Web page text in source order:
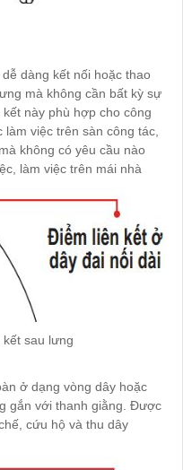
dàng kết nối hoặc thao
mà không cần bất kỳ sự
này phù hợp cho công
việc trên sàn công tác,
không có yêu cầu nào
làm việc trên mái nhà
sau lưng
ở dạng vòng dây hoặc
gắn với thanh giằng. Được
cứu hộ và thu dây